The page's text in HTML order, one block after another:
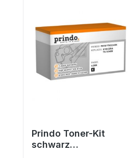
Prindo Toner-Kit
schwarz